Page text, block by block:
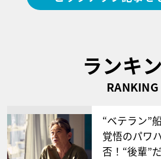
ランキ
RANKING
“ベテラン”
覚悟のパワ
否！“後輩”